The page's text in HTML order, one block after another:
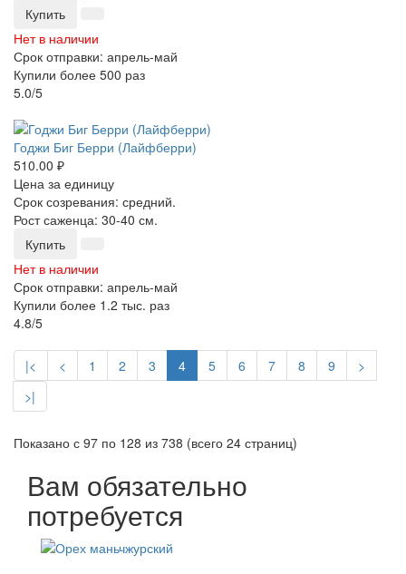
Купить
Нет в наличии
Срок отправки: апрель-май
Купили более 500 раз
5.0/5
Годжи Биг Берри (Лайфберри)
510.00 ₽
Цена за единицу
Срок созревания: средний.
Рост саженца: 30-40 см.
Купить
Нет в наличии
Срок отправки: апрель-май
Купили более 1.2 тыс. раз
4.8/5
|< < 1 2 3 4 5 6 7 8 9
>
>|
Показано с 97 по 128 из 738 (всего 24 страниц)
Вам обязательно
потребуется